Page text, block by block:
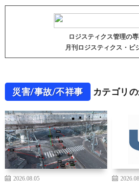
ロジスティクス管理の
月刊ロジスティクス・ビ
災害/事故/不祥事 カテゴリ
2026.08.05